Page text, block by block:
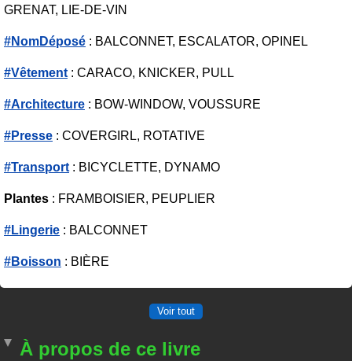
GRENAT, LIE-DE-VIN
#NomDéposé : BALCONNET, ESCALATOR, OPINEL
#Vêtement : CARACO, KNICKER, PULL
#Architecture : BOW-WINDOW, VOUSSURE
#Presse : COVERGIRL, ROTATIVE
#Transport : BICYCLETTE, DYNAMO
Plantes : FRAMBOISIER, PEUPLIER
#Lingerie : BALCONNET
#Boisson : BIÈRE
Voir tout
À propos de ce livre